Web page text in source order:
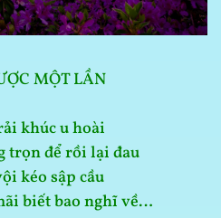
MỘT LẦN
khúc u hoài
trọn để rồi lại đau
kéo sập cầu
biết bao nghĩ về…